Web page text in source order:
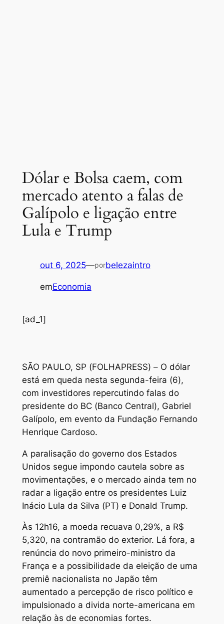
Dólar e Bolsa caem, com
mercado atento a falas de
Galípolo e ligação entre
Lula e Trump
out 6, 2025—porbelezaintro
emEconomia
[ad_1]
SÃO PAULO, SP (FOLHAPRESS) – O dólar
está em queda nesta segunda-feira (6),
com investidores repercutindo falas do
presidente do BC (Banco Central), Gabriel
Galípolo, em evento da Fundação Fernando
Henrique Cardoso.
A paralisação do governo dos Estados
Unidos segue impondo cautela sobre as
movimentações, e o mercado ainda tem no
radar a ligação entre os presidentes Luiz
Inácio Lula da Silva (PT) e Donald Trump.
Às 12h16, a moeda recuava 0,29%, a R$
5,320, na contramão do exterior. Lá fora, a
renúncia do novo primeiro-ministro da
França e a possibilidade da eleição de uma
premiê nacionalista no Japão têm
aumentado a percepção de risco político e
impulsionado a divida norte-americana em
relação às de economias fortes.